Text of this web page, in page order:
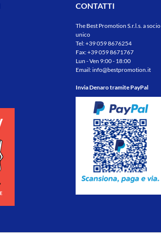
CONTATTI
The Best Promotion S.r.l.s. a socio
unico
Tel:+39 059 8676254
Fax: +39 059 8671767
Lun - Ven 9:00 - 18:00
Email:info@bestpromotion.it
Invia Denaro tramite PayPal